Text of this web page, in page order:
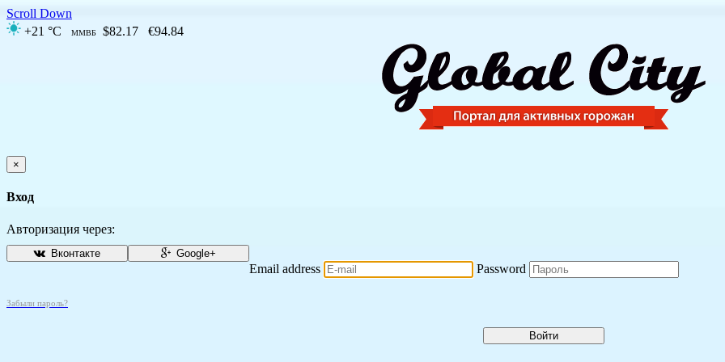
Scroll Down
+21 °C
ММВБ $82.17 €94.84
×
Вход
Авторизация через:
Вконтакте Google+
Email address Password
Забыли пароль?
Войти